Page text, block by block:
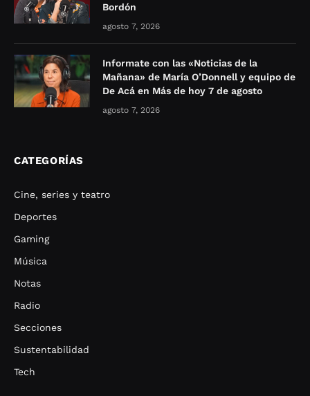
Bordón
agosto 7, 2026
Informate con las «Noticias de la
Mañana» de María O’Donnell y equipo de
De Acá en Más de hoy 7 de agosto
agosto 7, 2026
CATEGORÍAS
Cine, series y teatro
Deportes
Gaming
Música
Notas
Radio
Secciones
Sustentabilidad
Tech